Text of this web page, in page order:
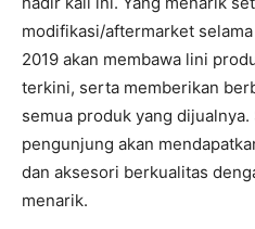
modifikasi/aftermarket
2019 akan membawa lini
terkini, serta memberikan
semua produk yang
pengunjung akan
dan aksesori berkualitas
menarik.